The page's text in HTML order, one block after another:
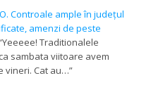
Controale ample în județul
amenzi de peste
Yeeeee! Traditionalele
sambata viitoare avem
vineri. Cat au…”